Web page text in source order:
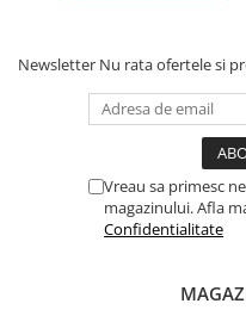
Newsletter Nu rata ofertele si
Vreau sa primesc
magazinului. Afla
Confidentialitate